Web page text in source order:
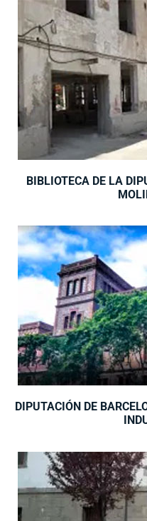
BIBLIOTECA DE LA
DIPUTACIÓN DE